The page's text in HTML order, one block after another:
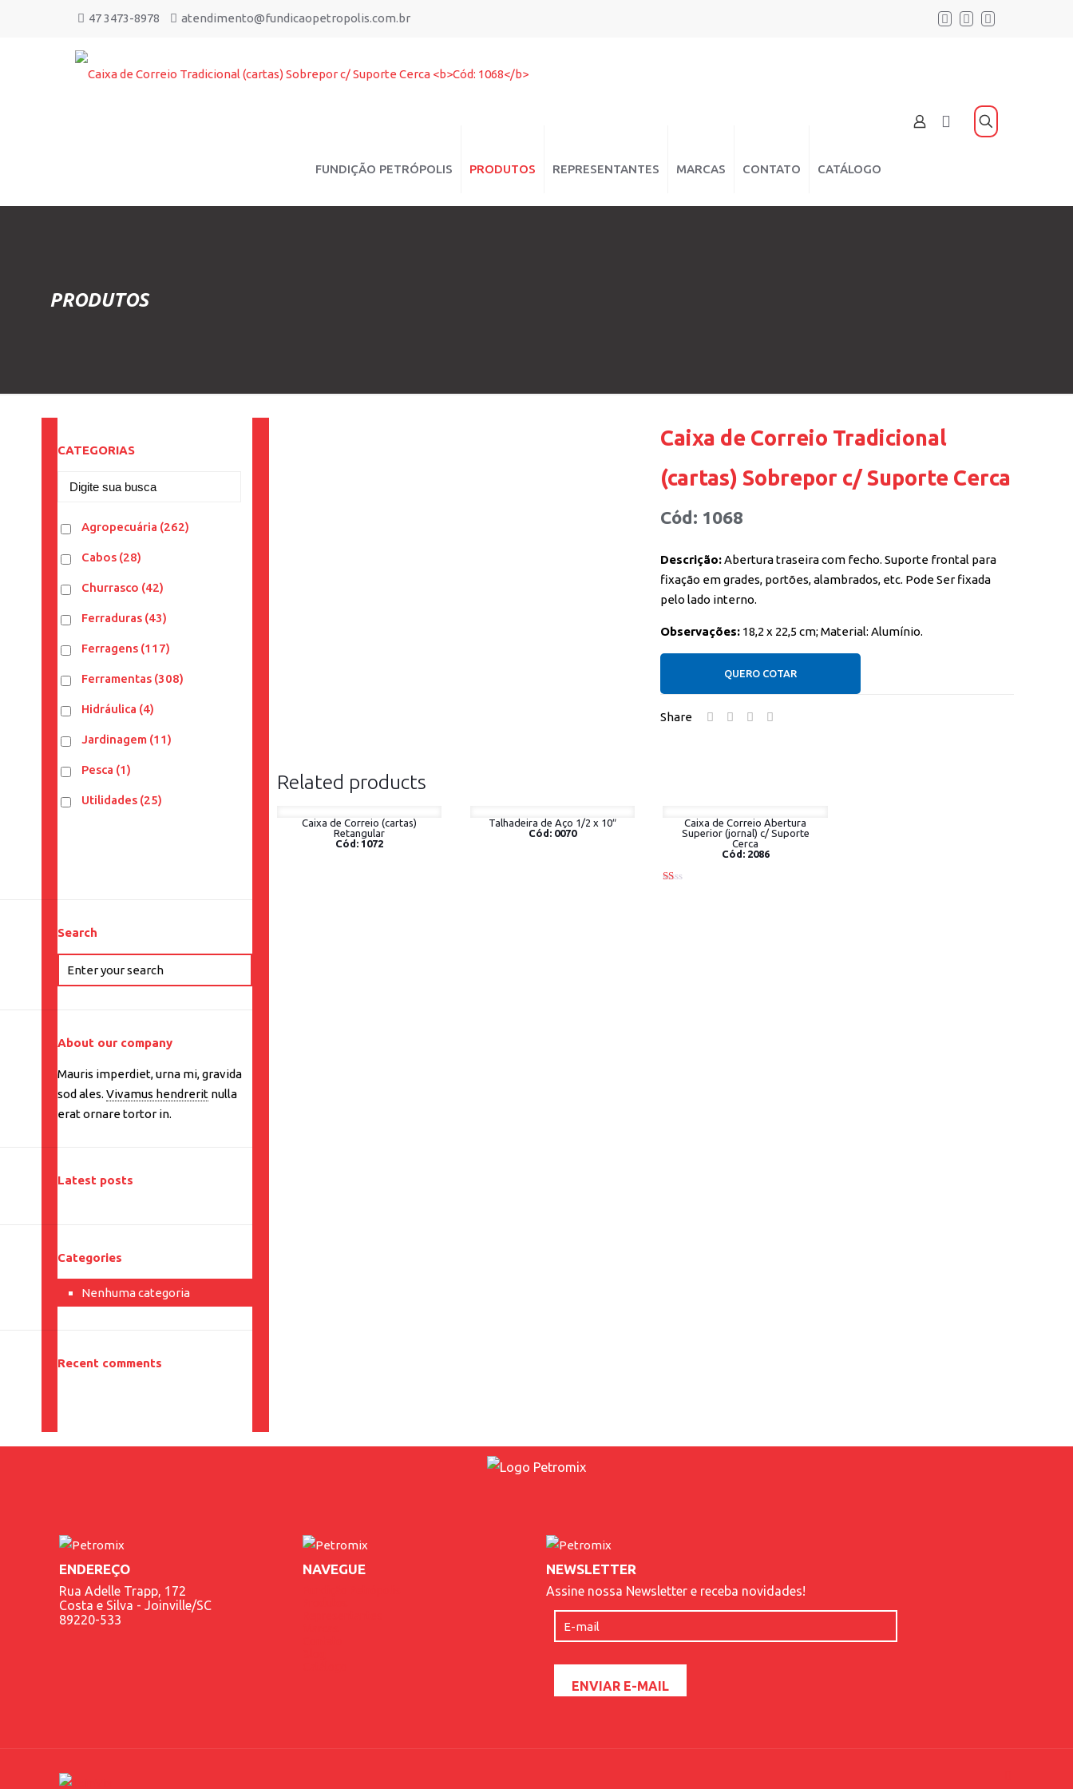
47 3473-8978 atendimento@fundicaopetropolis.com.br
FUNDIÇÃO PETRÓPOLIS PRODUTOS REPRESENTANTES MARCAS CONTATO CATÁLOGO
PRODUTOS
Caixa de Correio Tradicional
(cartas) Sobrepor c/ Suporte Cerca
Cód: 1068
Descrição:Abertura traseira com fecho. Suporte frontal para
fixação em grades, portões, alambrados, etc. Pode Ser fixada
pelo lado interno.
Observações:18,2 x 22,5 cm; Material: Alumínio.
QUERO COTAR
Share
Related products
Caixa de Correio (cartas)
Retangular
Cód: 1072
Talhadeira de Aço 1/2 x 10″
Cód: 0070
Caixa de Correio Abertura
Superior (jornal) c/ Suporte
Cerca
Cód: 2086
CATEGORIAS
Agropecuária (262)
Cabos (28)
Churrasco (42)
Ferraduras (43)
Ferragens (117)
Ferramentas (308)
Hidráulica (4)
Jardinagem (11)
Pesca (1)
Utilidades (25)
Search
About our company
Mauris imperdiet, urna mi, gravida
sod ales. Vivamus hendrerit nulla
erat ornare tortor in.
Latest posts
Categories
Nenhuma categoria
Recent comments
ENDEREÇO
Rua Adelle Trapp, 172
Costa e Silva - Joinville/SC
89220-533
NAVEGUE NEWSLETTER
Assine nossa Newsletter e receba novidades!